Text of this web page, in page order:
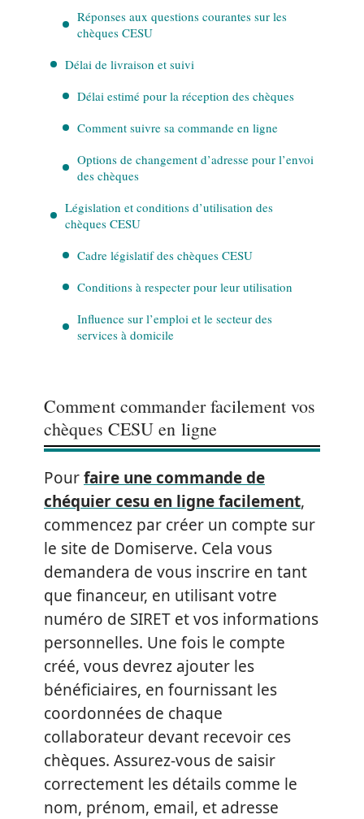
Réponses aux questions courantes sur les
chèques CESU
Délai de livraison et suivi
Délai estimé pour la réception des chèques
Comment suivre sa commande en ligne
Options de changement d’adresse pour l’envoi
des chèques
Législation et conditions d’utilisation des
chèques CESU
Cadre législatif des chèques CESU
Conditions à respecter pour leur utilisation
Influence sur l’emploi et le secteur des
services à domicile
Comment commander facilement vos
chèques CESU en ligne
Pourfaire une commande de
chéquier cesu en ligne facilement,
commencez par créer un compte sur
le site de Domiserve. Cela vous
demandera de vous inscrire en tant
que financeur, en utilisant votre
numéro de SIRET et vos informations
personnelles. Une fois le compte
créé, vous devrez ajouter les
bénéficiaires, en fournissant les
coordonnées de chaque
collaborateur devant recevoir ces
chèques. Assurez-vous de saisir
correctement les détails comme le
nom, prénom, email, et adresse